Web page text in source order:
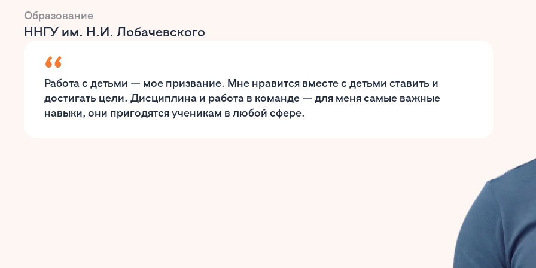
Образование
ННГУ им. Н.И. Лобачевского
Работа с детьми — мое призвание. Мне нравится вместе с детьми ставить и
достигать цели. Дисциплина и работа в команде — для меня самые важные
навыки, они пригодятся ученикам в любой сфере.